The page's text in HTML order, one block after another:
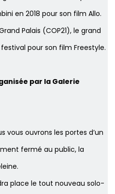
en 2018 pour son film Allo.
Palais (COP21), le grand
pour son film Freestyle.
par la Galerie
vous ouvrons les portes d’un
fermé au public, la
place le tout nouveau solo-